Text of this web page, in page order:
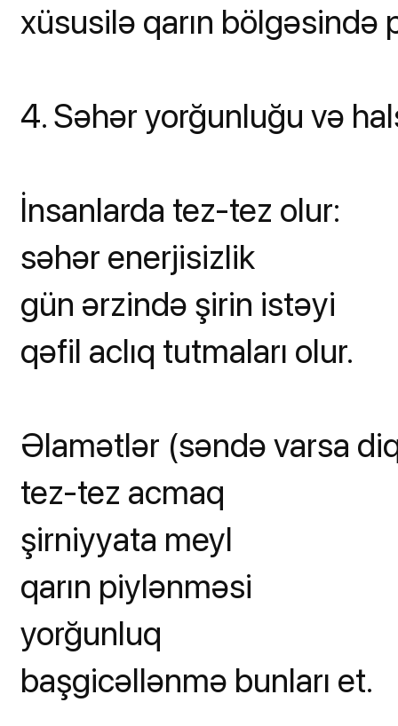
xüsusilə qarın bölgəsində
4. Səhər yorğunluğu və
İnsanlarda tez-tez olur:
səhər enerjisizlik
gün ərzində şirin istəyi
qəfil aclıq tutmaları olur.
Əlamətlər (səndə varsa
tez-tez acmaq
şirniyyata meyl
qarın piylənməsi
yorğunluq
başgicəllənmə bunları et.